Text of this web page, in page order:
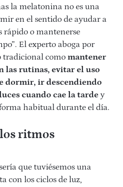
la melatonina no es una
en el sentido de ayudar a
rápido o mantenerse
El experto aboga por
tradicional como mantener
las rutinas, evitar el uso
dormir, ir descendiendo
cuando cae la tarde y
habitual durante el día.
ritmos
que tuviésemos una
con los ciclos de luz,